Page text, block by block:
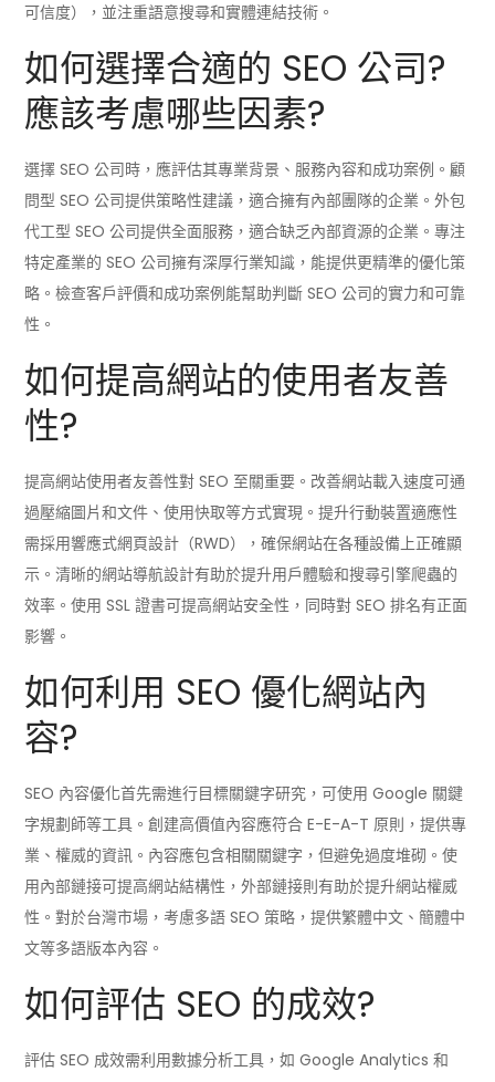
可信度），並注重語意搜尋和實體連結技術。
如何選擇合適的 SEO 公司?
應該考慮哪些因素?
選擇 SEO 公司時，應評估其專業背景、服務內容和成功案例。顧
問型 SEO 公司提供策略性建議，適合擁有內部團隊的企業。外包
代工型 SEO 公司提供全面服務，適合缺乏內部資源的企業。專注
特定產業的 SEO 公司擁有深厚行業知識，能提供更精準的優化策
略。檢查客戶評價和成功案例能幫助判斷 SEO 公司的實力和可靠
性。
如何提高網站的使用者友善
性?
提高網站使用者友善性對 SEO 至關重要。改善網站載入速度可通
過壓縮圖片和文件、使用快取等方式實現。提升行動裝置適應性
需採用響應式網頁設計（RWD），確保網站在各種設備上正確顯
示。清晰的網站導航設計有助於提升用戶體驗和搜尋引擎爬蟲的
效率。使用 SSL 證書可提高網站安全性，同時對 SEO 排名有正面
影響。
如何利用 SEO 優化網站內
容?
SEO 內容優化首先需進行目標關鍵字研究，可使用 Google 關鍵
字規劃師等工具。創建高價值內容應符合 E-E-A-T 原則，提供專
業、權威的資訊。內容應包含相關關鍵字，但避免過度堆砌。使
用內部鏈接可提高網站結構性，外部鏈接則有助於提升網站權威
性。對於台灣市場，考慮多語 SEO 策略，提供繁體中文、簡體中
文等多語版本內容。
如何評估 SEO 的成效?
評估 SEO 成效需利用數據分析工具，如 Google Analytics 和